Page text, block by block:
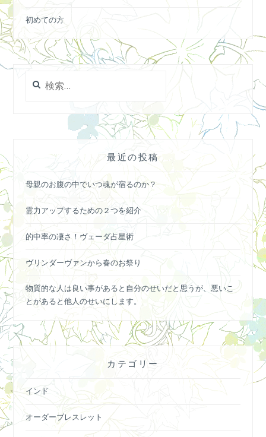
初めての方
索:
最近の投稿
母親のお腹の中でいつ魂が宿るのか？
霊力アップするための２つを紹介
的中率の凄さ！ヴェーダ占星術
ヴリンダーヴァンから春のお祭り
物質的な人は良い事があると自分のせいだと思うが、悪いこ
とがあると他人のせいにします。
カテゴリー
インド
オーダーブレスレット